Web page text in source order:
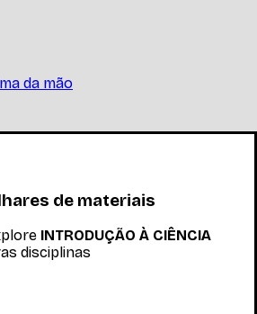
da mão
À CIÊNCIA
DE MINAS GERAIS
de materiais
INTRODUÇÃO À CIÊNCIA
disciplinas